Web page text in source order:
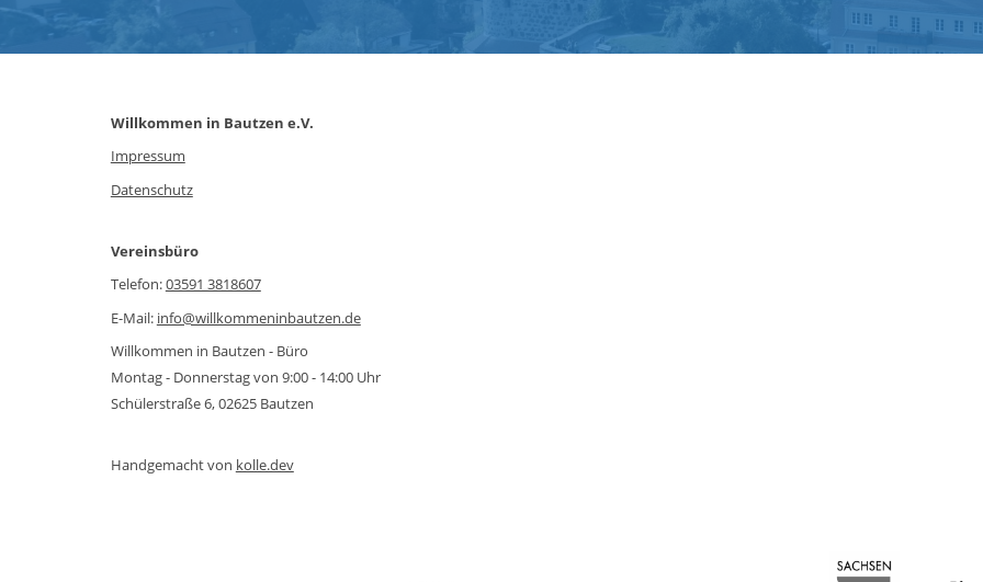
Willkommen in Bautzen e.V.
Impressum
Datenschutz
Vereinsbüro
Telefon:03591 3818607
E-Mail: info@willkommeninbautzen.de
Willkommen in Bautzen - Büro
Montag - Donnerstag von 9:00 - 14:00 Uhr
Schülerstraße 6, 02625 Bautzen
Handgemacht von kolle.dev